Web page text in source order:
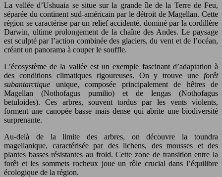
La vallée d’Ushuaia se situe sur la grande île de la Terre de Feu,
séparée du continent sud-américain par le détroit de Magellan. Cette
région se caractérise par un relief accidenté, dominé par la cordillère
Darwin, ultime prolongement de la chaîne des Andes. Le paysage
est sculpté par l’action combinée des glaciers, du vent et de l’océan,
créant un panorama à couper le souffle.
L’écosystème de la vallée est un exemple fascinant d’adaptation à
des conditions climatiques rigoureuses. On y trouve une forêt
subantarctique unique, composée principalement de hêtres de
Magellan (Nothofagus pumilio) et de lengas (Nothofagus
betuloides). Ces arbres, souvent tordus par les vents violents,
forment une canopée basse mais dense qui abrite une biodiversité
surprenante.
Au-delà de la limite des arbres, on découvre la toundra
magellanique, caractérisée par des lichens, des mousses et des
plantes basses résistantes au froid. Cette zone de transition entre la
forêt et les sommets rocheux joue un rôle crucial dans l’équilibre
écologique de la région.